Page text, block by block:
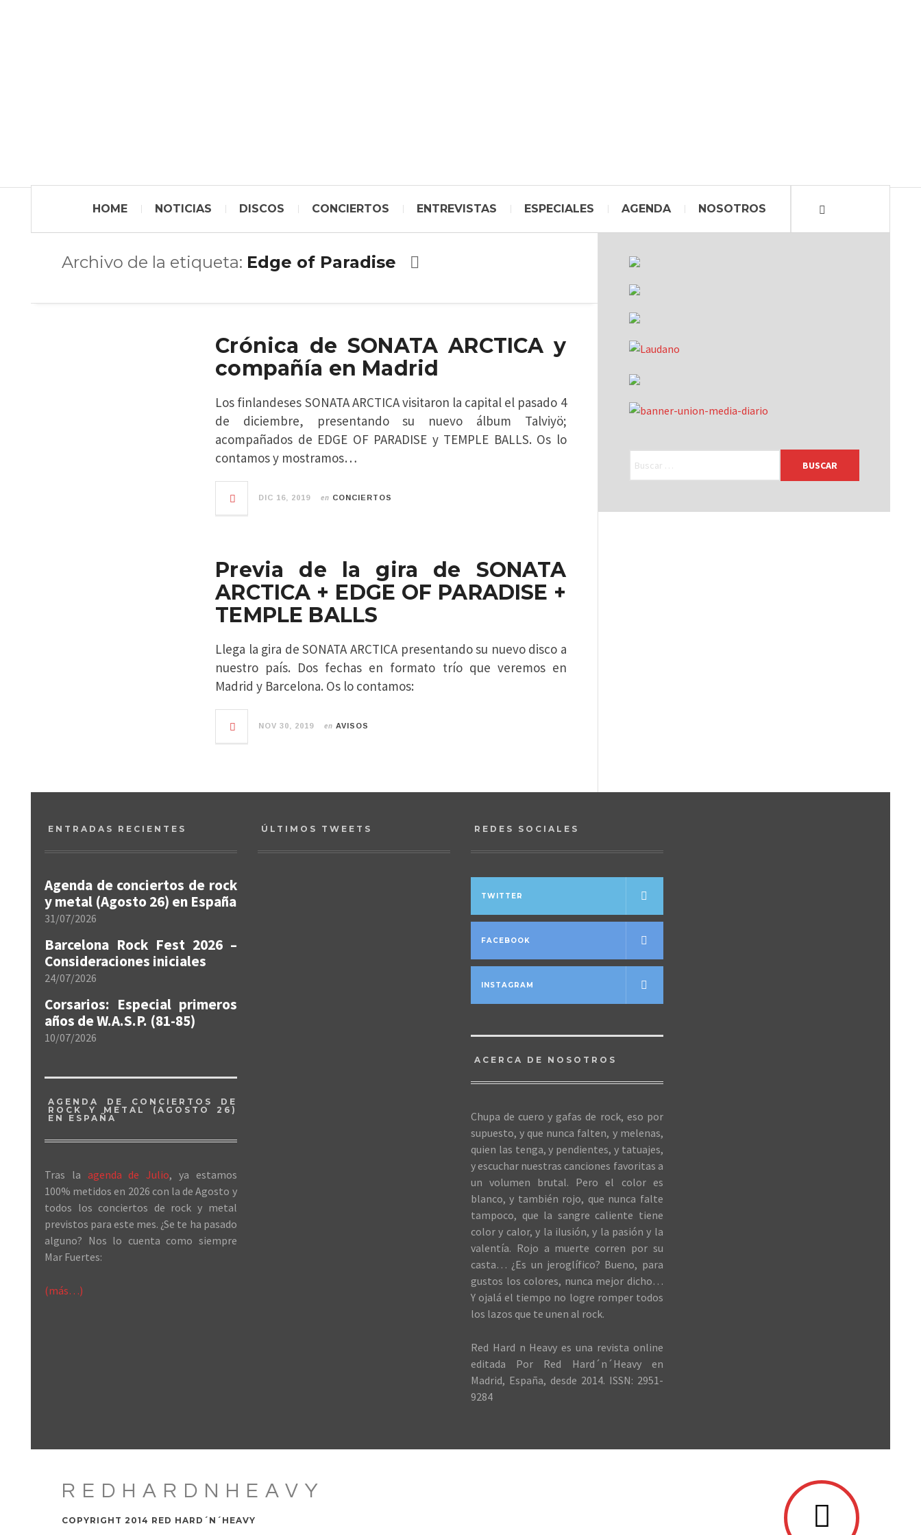
HOME NOTICIAS DISCOS CONCIERTOS ENTREVISTAS ESPECIALES AGENDA NOSOTROS
Archivo de la etiqueta: Edge of Paradise
Crónica de SONATA ARCTICA y
compañía en Madrid
Los finlandeses SONATA ARCTICA visitaron la capital el pasado 4
de diciembre, presentando su nuevo álbum Talviyö;
acompañados de EDGE OF PARADISE y TEMPLE BALLS. Os lo
contamos y mostramos…
DIC 16, 2019 en CONCIERTOS
Previa de la gira de SONATA
ARCTICA + EDGE OF PARADISE +
TEMPLE BALLS
Llega la gira de SONATA ARCTICA presentando su nuevo disco a
nuestro país. Dos fechas en formato trío que veremos en
Madrid y Barcelona. Os lo contamos:
NOV 30, 2019 en AVISOS
ENTRADAS RECIENTES
Agenda de conciertos de rock
y metal (Agosto 26) en España
31/07/2026
Barcelona Rock Fest 2026 –
Consideraciones iniciales
24/07/2026
Corsarios: Especial primeros
años de W.A.S.P. (81-85)
10/07/2026
AGENDA DE CONCIERTOS DE
ROCK Y METAL (AGOSTO 26)
EN ESPAÑA
Tras la agenda de Julio, ya estamos
100% metidos en 2026 con la de Agosto y
todos los conciertos de rock y metal
previstos para este mes. ¿Se te ha pasado
alguno? Nos lo cuenta como siempre
Mar Fuertes:
(más…)
ÚLTIMOS TWEETS REDES SOCIALES
TWITTER
FACEBOOK
INSTAGRAM
ACERCA DE NOSOTROS
Chupa de cuero y gafas de rock, eso por
supuesto, y que nunca falten, y melenas,
quien las tenga, y pendientes, y tatuajes,
y escuchar nuestras canciones favoritas a
un volumen brutal. Pero el color es
blanco, y también rojo, que nunca falte
tampoco, que la sangre caliente tiene
color y calor, y la ilusión, y la pasión y la
valentía. Rojo a muerte corren por su
casta… ¿Es un jeroglífico? Bueno, para
gustos los colores, nunca mejor dicho…
Y ojalá el tiempo no logre romper todos
los lazos que te unen al rock.
Red Hard n Heavy es una revista online
editada Por Red Hard´n´Heavy en
Madrid, España, desde 2014. ISSN: 2951-
9284
REDHARDNHEAVY
COPYRIGHT 2014 RED HARD´N´HEAVY